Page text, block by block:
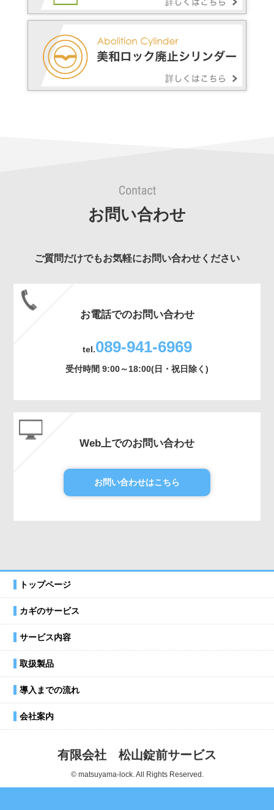
お問い合わせ
ご質問だけでもお気軽にお問い合わせください
お電話でのお問い合わせ
tel.089-941-6969
受付時間 9:00～18:00(日・祝日除く)
Web上でのお問い合わせ
お問い合わせはこちら
トップページ
カギのサービス
サービス内容
取扱製品
導入までの流れ
会社案内
有限会社 松山錠前サービス
© matsuyama-lock. All Rights Reserved.